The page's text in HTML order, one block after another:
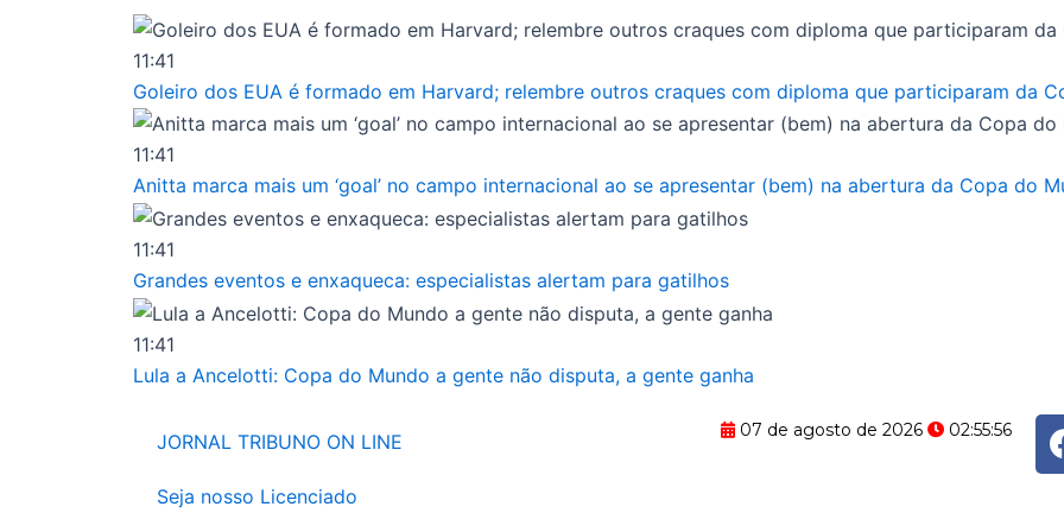
11:41
Goleiro dos EUA é formado em Harvard; relembre outros craques com diploma que participaram da
11:41
Anitta marca mais um ‘goal’ no campo internacional ao se apresentar (bem) na abertura da Copa do
11:41
Grandes eventos e enxaqueca: especialistas alertam para gatilhos
11:41
Lula a Ancelotti: Copa do Mundo a gente não disputa, a gente ganha
JORNAL TRIBUNO ON LINE
Seja nosso Licenciado
07 de agosto de 2026 02:55:57